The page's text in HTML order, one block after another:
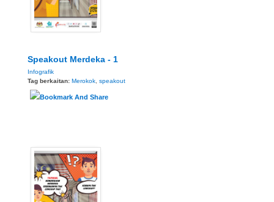
Speakout Merdeka - 1
Infografik
Tag berkaitan: Merokok, speakout